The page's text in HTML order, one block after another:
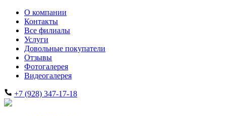
О компании
Контакты
Все филиалы
Услуги
Довольные покупатели
Отзывы
Фотогалерея
Видеогалерея
+7 (928) 347-17-18